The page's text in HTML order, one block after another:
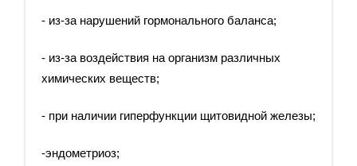
- из-за нарушений гормонального баланса;
- из-за воздействия на организм различных
химических веществ;
- при наличии гиперфункции щитовидной железы;
-эндометриоз;